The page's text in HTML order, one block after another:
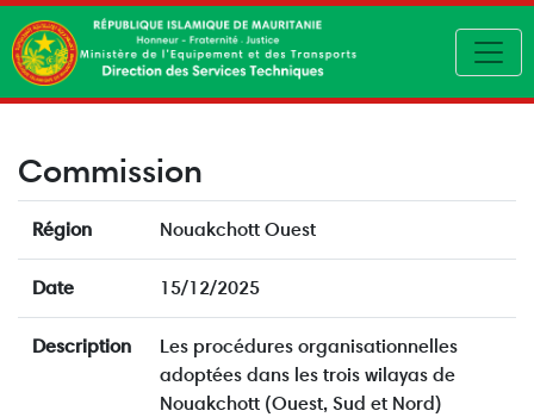
Commission
Région Nouakchott Ouest
Date 15/12/2025
Description
Les procédures organisationnelles
adoptées dans les trois wilayas de
Nouakchott (Ouest, Sud et Nord)